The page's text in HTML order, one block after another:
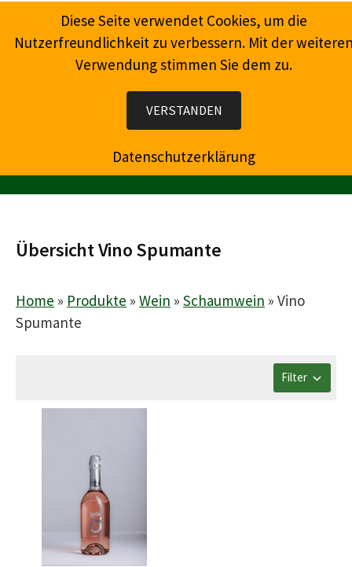
Inhalt
Wein, Champagner, Prosecco, Feinkost, Präsente
Übersicht Vino Spumante
Home » Produkte » Wein » Schaumwein » Vino
Spumante
Filter
Diese Seite verwendet Cookies, um die
Nutzerfreundlichkeit zu verbessern. Mit der
Verwendung stimmen Sie dem zu.
VERSTANDEN
Datenschutzerklärung